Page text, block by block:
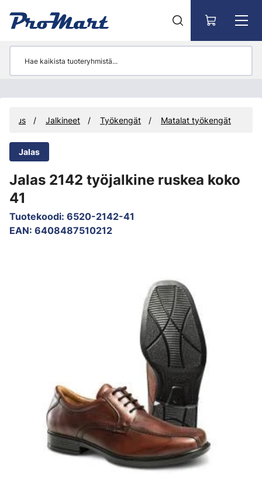
Jalkineet Työkengät Matalat työkengät
Jalas
Jalas 2142 työjalkine ruskea koko
41
Tuotekoodi: 6520-2142-41
EAN: 6408487510212